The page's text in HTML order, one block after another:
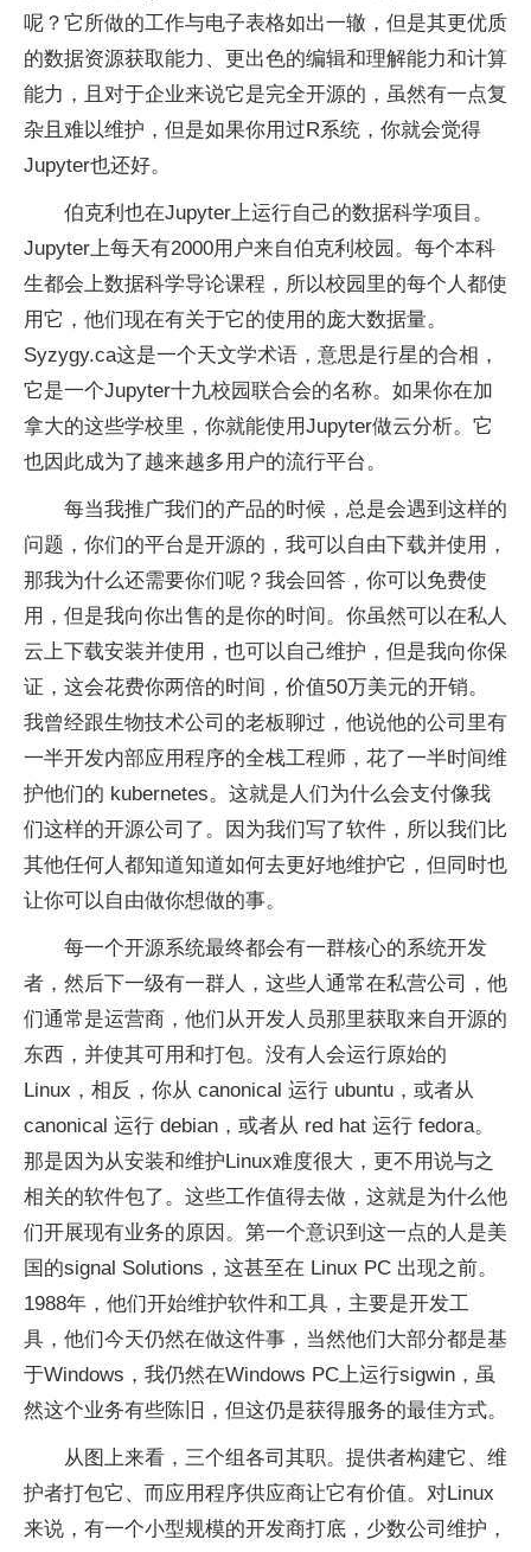
呢？它所做的工作与电子表格如出一辙，但是其更优质
的数据资源获取能力、更出色的编辑和理解能力和计算
能力，且对于企业来说它是完全开源的，虽然有一点复
杂且难以维护，但是如果你用过R系统，你就会觉得
Jupyter也还好。
伯克利也在Jupyter上运行自己的数据科学项目。
Jupyter上每天有2000用户来自伯克利校园。每个本科
生都会上数据科学导论课程，所以校园里的每个人都使
用它，他们现在有关于它的使用的庞大数据量。
Syzygy.ca这是一个天文学术语，意思是行星的合相，
它是一个Jupyter十九校园联合会的名称。如果你在加
拿大的这些学校里，你就能使用Jupyter做云分析。它
也因此成为了越来越多用户的流行平台。
每当我推广我们的产品的时候，总是会遇到这样的
问题，你们的平台是开源的，我可以自由下载并使用，
那我为什么还需要你们呢？我会回答，你可以免费使
用，但是我向你出售的是你的时间。你虽然可以在私人
云上下载安装并使用，也可以自己维护，但是我向你保
证，这会花费你两倍的时间，价值50万美元的开销。
我曾经跟生物技术公司的老板聊过，他说他的公司里有
一半开发内部应用程序的全栈工程师，花了一半时间维
护他们的 kubernetes。这就是人们为什么会支付像我
们这样的开源公司了。因为我们写了软件，所以我们比
其他任何人都知道知道如何去更好地维护它，但同时也
让你可以自由做你想做的事。
每一个开源系统最终都会有一群核心的系统开发
者，然后下一级有一群人，这些人通常在私营公司，他
们通常是运营商，他们从开发人员那里获取来自开源的
东西，并使其可用和打包。没有人会运行原始的
Linux，相反，你从 canonical 运行 ubuntu，或者从
canonical 运行 debian，或者从 red hat 运行 fedora。
那是因为从安装和维护Linux难度很大，更不用说与之
相关的软件包了。这些工作值得去做，这就是为什么他
们开展现有业务的原因。第一个意识到这一点的人是美
国的signal Solutions，这甚至在 Linux PC 出现之前。
1988年，他们开始维护软件和工具，主要是开发工
具，他们今天仍然在做这件事，当然他们大部分都是基
于Windows，我仍然在Windows PC上运行sigwin，虽
然这个业务有些陈旧，但这仍是获得服务的最佳方式。
从图上来看，三个组各司其职。提供者构建它、维
护者打包它、而应用程序供应商让它有价值。对Linux
来说，有一个小型规模的开发商打底，少数公司维护，